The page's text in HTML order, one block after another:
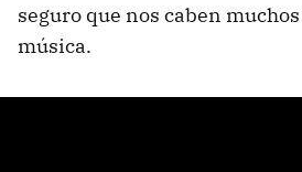
seguro que nos caben
música.